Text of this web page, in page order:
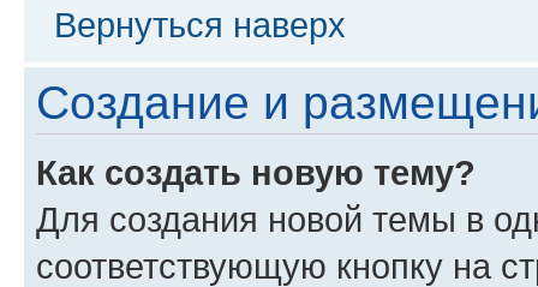
Вернуться наверх
Создание и
Как создать новую тему?
Для создания новой темы в
соответствующую кнопку на